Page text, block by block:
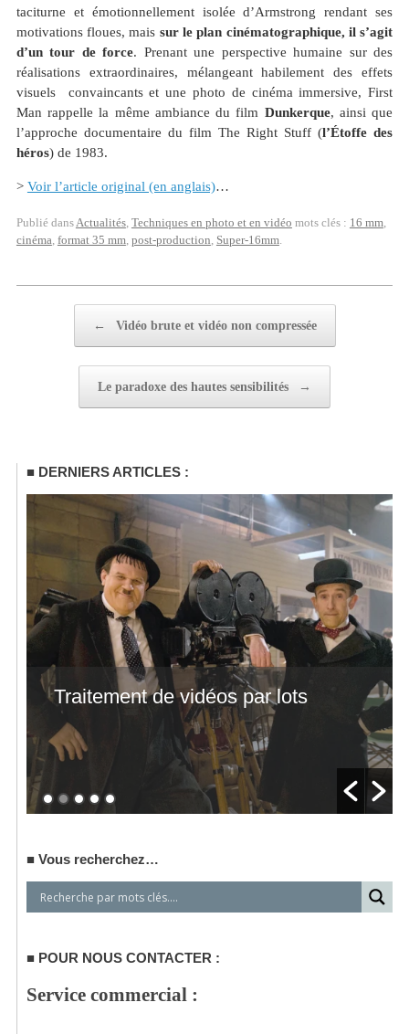
taciturne et émotionnellement isolée d’Armstrong rendant ses
motivations floues, mais sur le plan cinématographique, il s’agit
d’un tour de force. Prenant une perspective humaine sur des
réalisations extraordinaires, mélangeant habilement des effets
visuels convaincants et une photo de cinéma immersive, First
Man rappelle la même ambiance du film Dunkerque, ainsi que
l’approche documentaire du film The Right Stuff (l’Étoffe des
héros) de 1983.
> Voir l’article original (en anglais)…
Publié dansActualités, Techniques en photo et en vidéo mots clés : 16 mm,
cinéma, format 35 mm, post-production, Super-16mm.
←
Vidéo brute et vidéo non compressée
Le paradoxe des hautes sensibilités →
DERNIERS ARTICLES :
Traitement de vidéos par lots
Vous recherchez…
POUR NOUS CONTACTER :
Service commercial :